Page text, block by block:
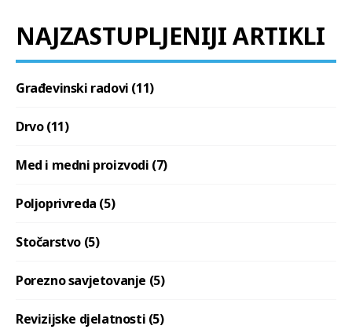
NAJZASTUPLJENIJI ARTIKLI
Građevinski radovi (11)
Drvo (11)
Med i medni proizvodi (7)
Poljoprivreda (5)
Stočarstvo (5)
Porezno savjetovanje (5)
Revizijske djelatnosti (5)